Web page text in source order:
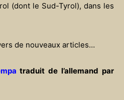
(dont le Sud-Tyrol), dans les
de nouveaux articles…
traduit de l’allemand par